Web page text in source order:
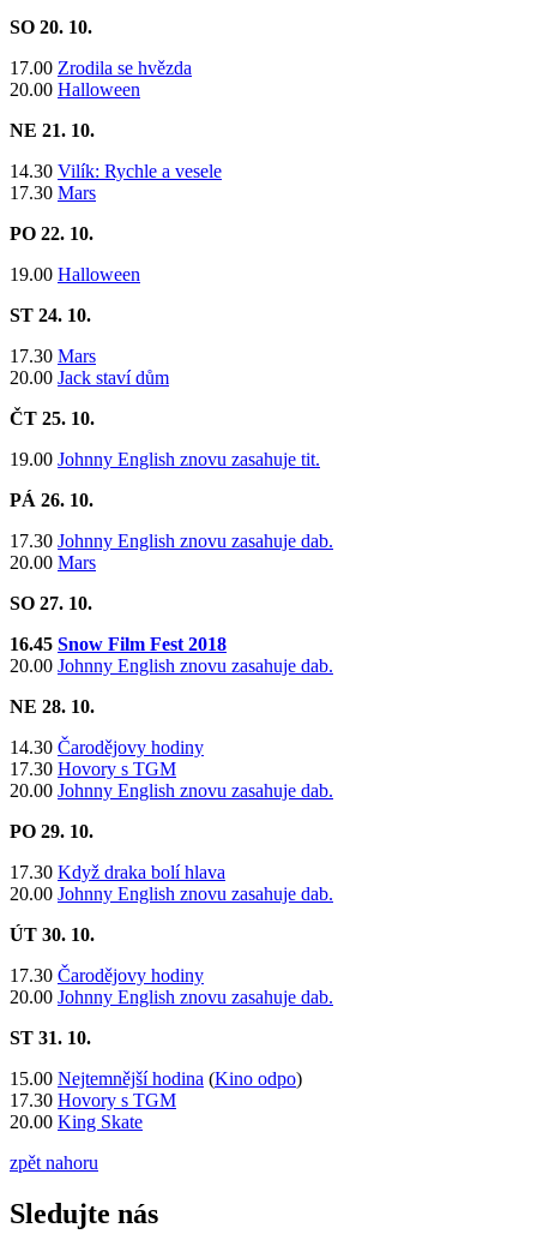
SO 20. 10.
17.00 Zrodila se hvězda
​20.00 Halloween
NE 21. 10.
14.30 Vilík: Rychle a vesele
17.30 Mars
PO 22. 10.
​19.00 Halloween
ST 24. 10.
17.30 Mars
20.00 Jack staví dům
ČT 25. 10.
19.00 Johnny English znovu zasahuje tit.
PÁ 26. 10.
17.30 Johnny English znovu zasahuje dab.
20.00 Mars
SO 27. 10.
16.45 Snow Film Fest 2018
20.00 Johnny English znovu zasahuje dab.
NE 28. 10.
14.30 Čarodějovy hodiny
17.30 Hovory s TGM
20.00 Johnny English znovu zasahuje dab.
PO 29. 10.
​17.30 Když draka bolí hlava
20.00 Johnny English znovu zasahuje dab.
ÚT 30. 10.
17.30 Čarodějovy hodiny
20.00 Johnny English znovu zasahuje dab.
ST 31. 10.
15.00 Nejtemnější hodina (Kino odpo)
17.30 Hovory s TGM
20.00 King Skate
zpět nahoru
Sledujte nás